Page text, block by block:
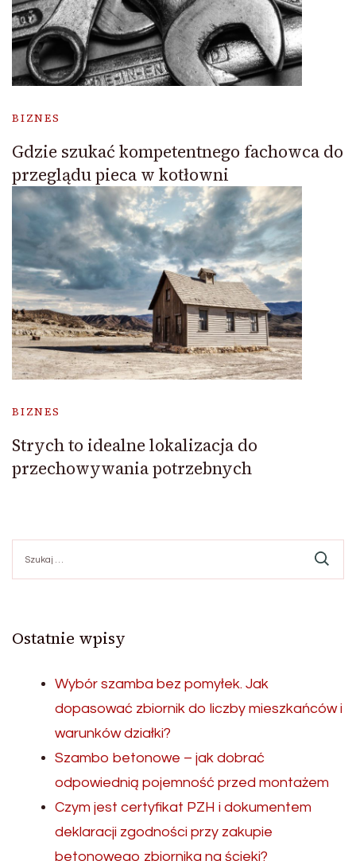
BIZNES
Gdzie szukać kompetentnego fachowca do
przeglądu pieca w kotłowni
BIZNES
Strych to idealne lokalizacja do
przechowywania potrzebnych
Ostatnie wpisy
Wybór szamba bez pomyłek. Jak
dopasować zbiornik do liczby mieszkańców i
warunków działki?
Szambo betonowe – jak dobrać
odpowiednią pojemność przed montażem
Czym jest certyfikat PZH i dokumentem
deklaracji zgodności przy zakupie
betonowego zbiornika na ścieki?